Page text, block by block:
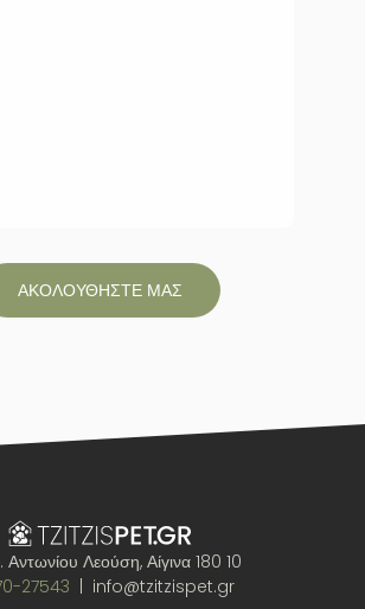
ΑΚΟΛΟΥΘΗΣΤΕ ΜΑΣ
Λεούση, Αίγινα 180 10
27543 | info@tzitzispet.gr